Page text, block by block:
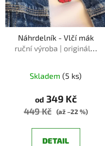
Náhrdelník - Vlčí mák
ruční výroba | originální
Skladem (5 ks)
od 349 Kč
449 Kč (až –22 %)
DETAIL